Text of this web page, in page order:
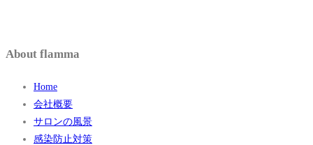
About flamma
Home
会社概要
サロンの風景
感染防止対策